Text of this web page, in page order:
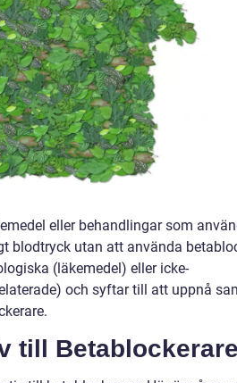
eller behandlingar som
blodtryck utan att använda
(läkemedel) eller icke-
och syftar till att uppnå
till